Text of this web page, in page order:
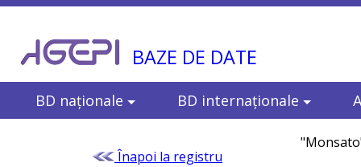
BAZE DE DATE
BD naţionale BD internaţionale
Înapoi la registru